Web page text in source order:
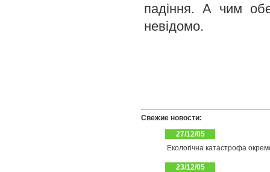
падіння. А чим
невідомо.
Свежие новости:
27/12/05
Екологічна катастрофа
23/12/05